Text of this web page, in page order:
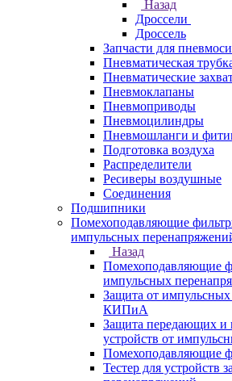
Назад
Дроссели
Дроссель
Запчасти для
Пневматическая
Пневматические
Пневмоклапаны
Пневмоприводы
Пневмоцилиндры
Пневмошланги и
Подготовка воздуха
Распределители
Ресиверы воздушные
Соединения
Подшипники
Помехоподавляющие
импульсных
Назад
Помехоподавляющие
импульсных
Защита от
КИПиА
Защита передающих
устройств от
Помехоподавляющие
Тестер для устройств